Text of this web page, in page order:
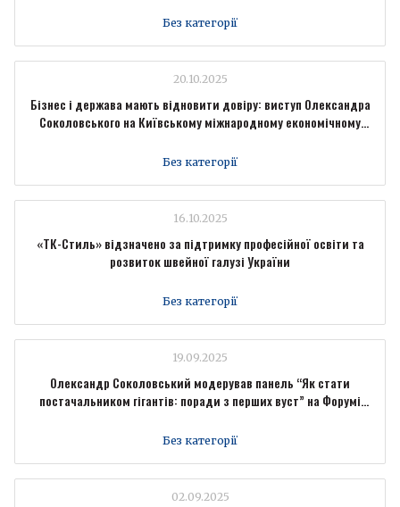
Без категорії
20.10.2025
Бізнес і держава мають відновити довіру: виступ Олександра
Соколовського на Київському міжнародному економічному
Без категорії
16.10.2025
«ТК-Стиль» відзначено за підтримку професійної освіти та
розвиток швейної галузі України
Без категорії
19.09.2025
Олександр Соколовський модерував панель “Як стати
постачальником гігантів: поради з перших вуст” на Форумі
Без категорії
02.09.2025